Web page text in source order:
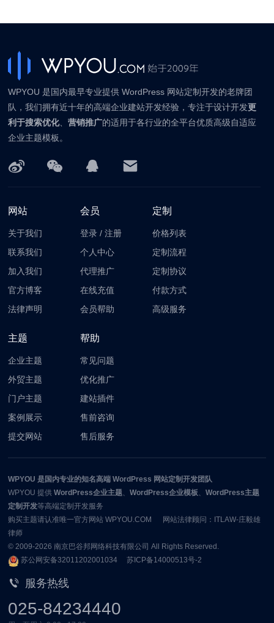
WPYOU 是国内最早专业提供 WordPress 网站定制开发的老牌团
队，我们拥有近十年的高端企业建站开发经验，专注于设计开发更
利于搜索优化、营销推广的适用于各行业的全平台优质高级自适应
企业主题模板。
网站
关于我们
联系我们
加入我们
官方博客
法律声明
会员
登录 /注册
个人中心
代理推广
在线充值
会员帮助
定制
价格列表
定制流程
定制协议
付款方式
高级服务
主题
企业主题
外贸主题
门户主题
案例展示
提交网站
帮助
常见问题
优化推广
建站插件
售前咨询
售后服务
WPYOU 是国内专业的知名高端 WordPress 网站定制开发团队
WPYOU 提供WordPress企业主题 、WordPress企业模板 、WordPress主题
定制开发等高端定制开发服务
购买主题请认准唯一官方网站 WPYOU.COM 网站法律顾问：ITLAW-庄毅雄
律师
© 2009-2026南京巴谷邦网络科技有限公司 All Rights Reserved.
苏公网安备32011202001034
苏ICP备14000513号-2
服务热线
025-84234440